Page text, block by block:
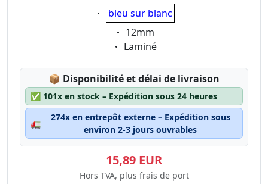
Eigenschaft:
bleu sur blanc
Eigenschaft:
12mm
Eigenschaft:
Laminé
📦 Lagerstatus:
Disponibilité et délai de livraison
✅ 101x en stock – Expédition sous 24 heures
🚛
274x en entrepôt externe – Expédition sous
environ 2-3 jours ouvrables
15,89 EUR
Hors TVA, plus frais de port